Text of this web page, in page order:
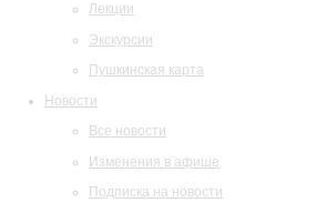
Лекции
Экскурсии
Пушкинская карта
Новости
Все новости
Изменения в афише
Подписка на новости